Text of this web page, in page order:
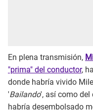
En plena transmisión,
"prima" del conductor,
donde habría vivido
'Bailando', así como del
habría desembolsado